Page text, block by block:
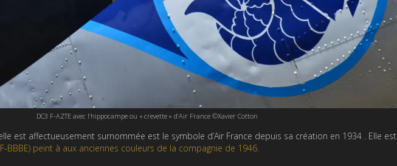
DC3 F-AZTE avec l’hippocampe ou « crevette » d’Air France ©Xavier Cotton
est affectueusement surnommée est le symbole d’Air France depuis sa création en 1934 . Elle est
BBBE) peint à aux anciennes couleurs de la compagnie de 1946.